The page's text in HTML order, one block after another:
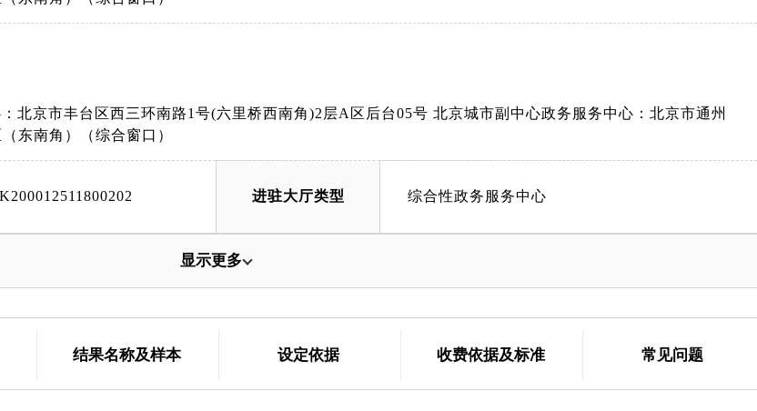
北京市丰台区西三环南路1号(六里桥西南角)2层A区后台05号 北京城市副中心政务服务中心：北京市通州
东南角）（综合窗口）
进驻大厅类型 综合性政务服务中心
显示更多
结果名称及样本 设定依据 收费依据及标准 常见问题